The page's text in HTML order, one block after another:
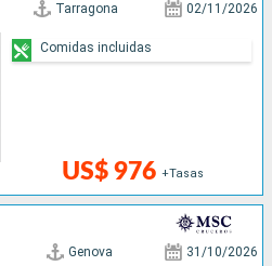
Tarragona 02/11/2026
US$ 976 +Tasas
Comidas incluidas
Genova 31/10/2026